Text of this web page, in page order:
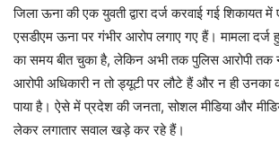
जिला ऊना की एक युवती द्वारा दर्ज करवाई गई शिकायत
एसडीएम ऊना पर गंभीर आरोप लगाए गए हैं। मामला
का समय बीत चुका है, लेकिन अभी तक पुलिस आरोपी तक
आरोपी अधिकारी न तो ड्यूटी पर लौटे हैं और न ही उनका
पाया है। ऐसे में प्रदेश की जनता, सोशल मीडिया और
लेकर लगातार सवाल खड़े कर रहे हैं।